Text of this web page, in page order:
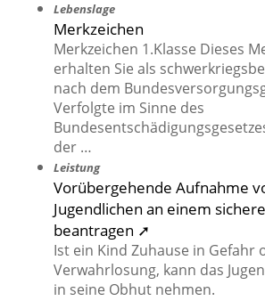
Lebenslage
Merkzeichen
Merkzeichen 1.Klasse Dieses
erhalten Sie als
nach dem
Verfolgte im Sinne des
der …
Leistung
Vorübergehende Aufnahme
Jugendlichen an einem
beantragen ➚
Ist ein Kind Zuhause in Gefahr
Verwahrlosung, kann das
in seine Obhut nehmen.